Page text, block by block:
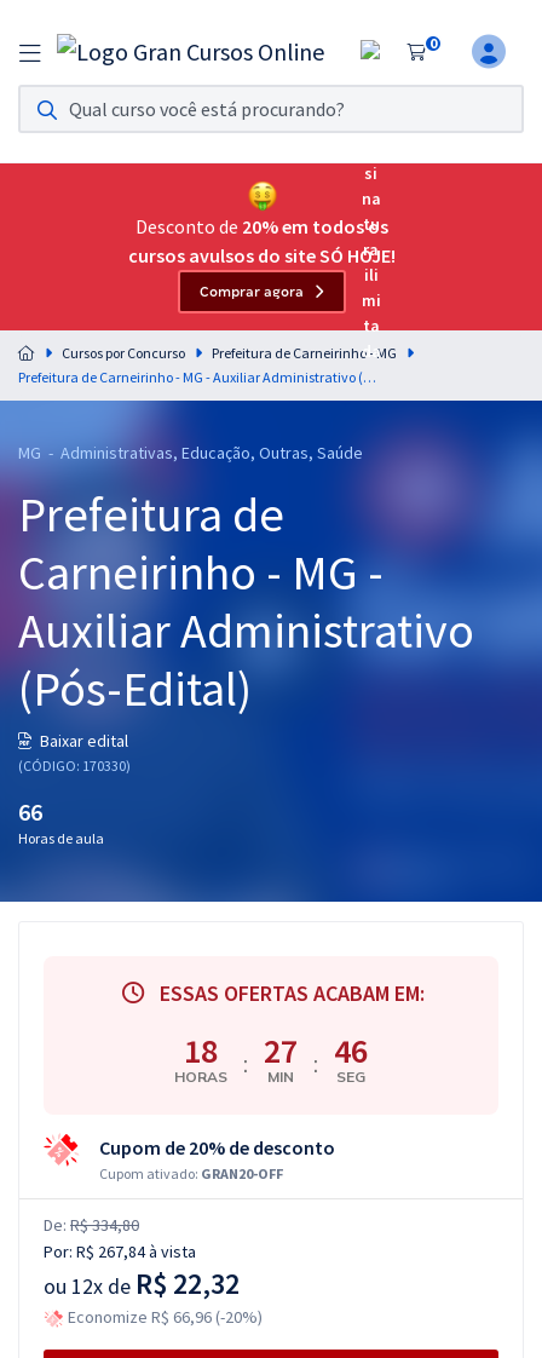
0
Assinatura Ilimitada 11
Acesso a todos os cursos. Teste grátis por 7 dias!
Assinatura OAB Até Passar
Acesso ilimitado a toda preparação para o Exame da
Residências Multiprofissionais
Preparação completa e intensiva para as principais
residências em saúde do Brasil
Cursos 20% OFF
Pós
Graduação
OAB
Conteúdo gratuito
Atendimento
Desconto de 20% em todos os
cursos avulsos do site SÓ HOJE!
Comprar agora
Cursos por Concurso
Prefeitura de Carneirinho - MG
Prefeitura de Carneirinho - MG - Auxiliar Administrativo (Pós-Edital)
MG - Administrativas, Educação, Outras, Saúde
Prefeitura de
Carneirinho - MG -
Auxiliar Administrativo
(Pós-Edital)
Baixar edital
(CÓDIGO: 170330)
66
Horas de aula
ESSAS OFERTAS ACABAM EM:
18
HORAS : 27
MIN : 45
SEG
Cupom de 20% de desconto
Cupom ativado: GRAN20-OFF
De: R$ 334,80
Por: R$ 267,84à vista
ou 12x de R$ 22,32
Economize R$ 66,96 (-20%)